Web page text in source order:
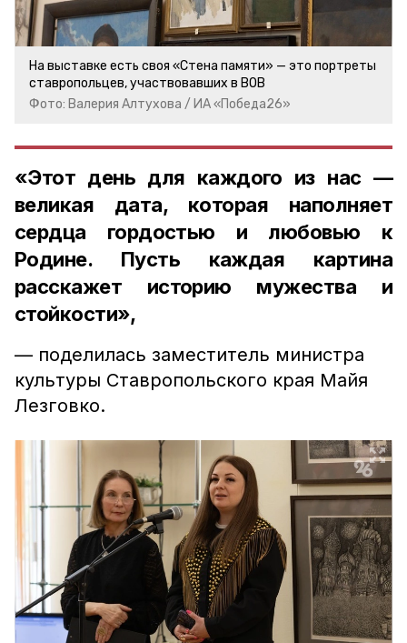
На выставке есть своя «Стена памяти» — это портреты
ставропольцев, участвовавших в ВОВ
Фото: Валерия Алтухова / ИА «Победа26»
«Этот день для каждого из нас —
великая дата, которая наполняет
сердца гордостью и любовью к
Родине. Пусть каждая картина
расскажет историю мужества и
стойкости»,
— поделилась заместитель министра
культуры Ставропольского края Майя
Лезговко.